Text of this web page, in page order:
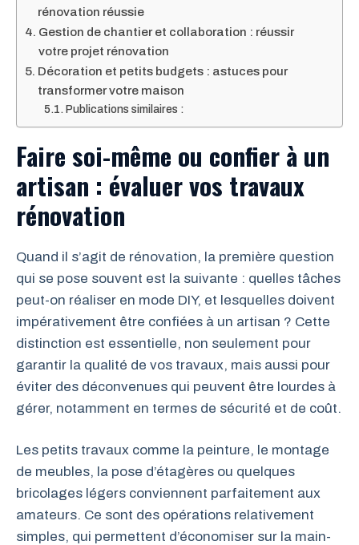
rénovation réussie
Gestion de chantier et collaboration : réussir
votre projet rénovation
Décoration et petits budgets : astuces pour
transformer votre maison
Publications similaires :
Faire soi-même ou confier à un
artisan : évaluer vos travaux
rénovation
Quand il s’agit de rénovation, la première question
qui se pose souvent est la suivante : quelles tâches
peut-on réaliser en mode DIY, et lesquelles doivent
impérativement être confiées à un artisan ? Cette
distinction est essentielle, non seulement pour
garantir la qualité de vos travaux, mais aussi pour
éviter des déconvenues qui peuvent être lourdes à
gérer, notamment en termes de sécurité et de coût.
Les petits travaux comme la peinture, le montage
de meubles, la pose d’étagères ou quelques
bricolages légers conviennent parfaitement aux
amateurs. Ce sont des opérations relativement
simples, qui permettent d’économiser sur la main-